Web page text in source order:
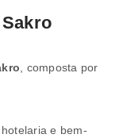
, composta por
e bem-